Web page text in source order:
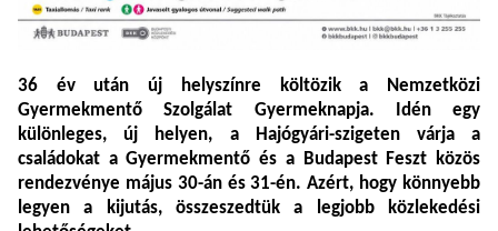
36 év után új helyszínre költözik a Nemzetközi
Gyermekmentő Szolgálat Gyermeknapja. Idén egy
különleges, új helyen, a Hajógyári-szigeten várja a
családokat a Gyermekmentő és a Budapest Feszt közös
rendezvénye május 30-án és 31-én. Azért, hogy könnyebb
legyen a kijutás, összeszedtük a legjobb közlekedési